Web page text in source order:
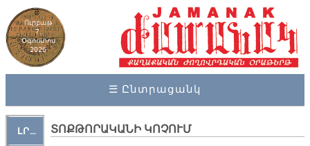
Ուրբաթ
7,
Օգոստոս
2026
☰ Ընտրացանկ
ԼՐԱՀՈՍ ՏՈՔԹՈՐԱԿԱՆԻ ԿՈՉՈՒՄ